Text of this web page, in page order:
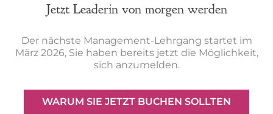
Jetzt Leaderin von morgen werden
Der nächste Management-Lehrgang startet im
März 2026, Sie haben bereits jetzt die Möglichkeit,
sich anzumelden.
WARUM SIE JETZT BUCHEN SOLLTEN